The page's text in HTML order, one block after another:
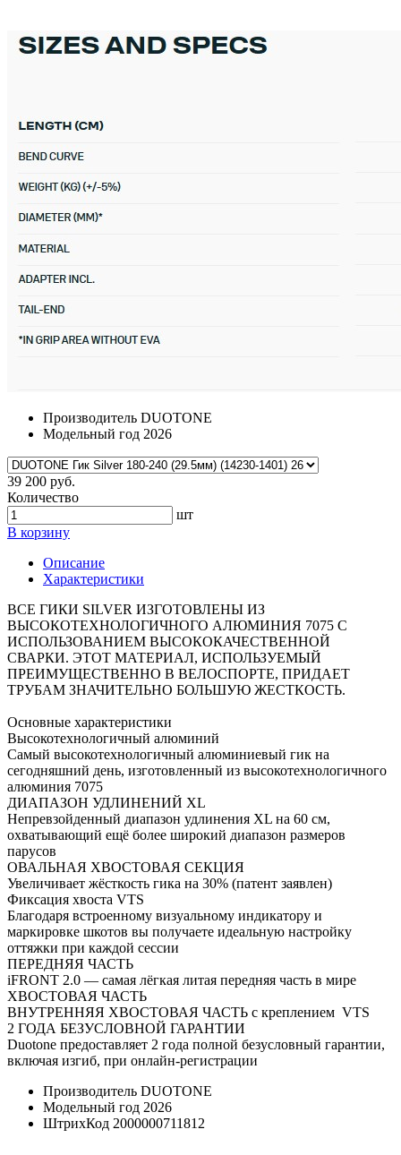
Производитель DUOTONE
Модельный год 2026
39 200 руб.
Количество
шт
В корзину
Описание
Характеристики
ВСЕ ГИКИ SILVER ИЗГОТОВЛЕНЫ ИЗ
ВЫСОКОТЕХНОЛОГИЧНОГО АЛЮМИНИЯ 7075 С
ИСПОЛЬЗОВАНИЕМ ВЫСОКОКАЧЕСТВЕННОЙ
СВАРКИ. ЭТОТ МАТЕРИАЛ, ИСПОЛЬЗУЕМЫЙ
ПРЕИМУЩЕСТВЕННО В ВЕЛОСПОРТЕ, ПРИДАЕТ
ТРУБАМ ЗНАЧИТЕЛЬНО БОЛЬШУЮ ЖЕСТКОСТЬ.
Основные характеристики
Высокотехнологичный алюминий
Самый высокотехнологичный алюминиевый гик на
сегодняшний день, изготовленный из высокотехнологичного
алюминия 7075
ДИАПАЗОН УДЛИНЕНИЙ XL
Непревзойденный диапазон удлинения XL на 60 см,
охватывающий ещё более широкий диапазон размеров
парусов
ОВАЛЬНАЯ ХВОСТОВАЯ СЕКЦИЯ
Увеличивает жёсткость гика на 30% (патент заявлен)
Фиксация хвоста VTS
Благодаря встроенному визуальному индикатору и
маркировке шкотов вы получаете идеальную настройку
оттяжки при каждой сессии
ПЕРЕДНЯЯ ЧАСТЬ
iFRONT 2.0 — самая лёгкая литая передняя часть в мире
ХВОСТОВАЯ ЧАСТЬ
ВНУТРЕННЯЯ ХВОСТОВАЯ ЧАСТЬ с креплением VTS
2 ГОДА БЕЗУСЛОВНОЙ ГАРАНТИИ
Duotone предоставляет 2 года полной безусловный гарантии,
включая изгиб, при онлайн-регистрации
Производитель DUOTONE
Модельный год 2026
ШтрихКод 2000000711812